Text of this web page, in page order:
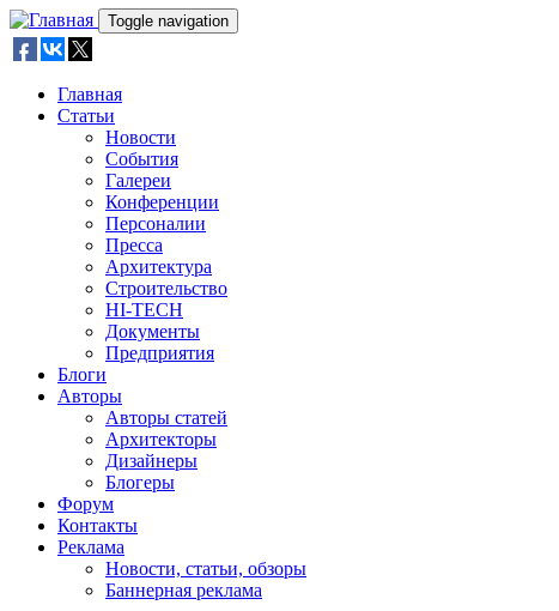
Toggle navigation
Главная
Статьи
Новости
События
Галереи
Конференции
Персоналии
Пресса
Архитектура
Строительство
HI-TECH
Документы
Предприятия
Блоги
Авторы
Авторы статей
Архитекторы
Дизайнеры
Блогеры
Форум
Контакты
Реклама
Новости, статьи, обзоры
Баннерная реклама